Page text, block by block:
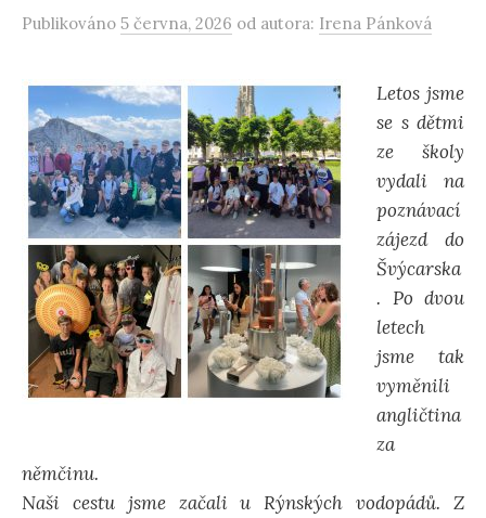
Publikováno 5 června, 2026 od autora: Irena Pánková
Letos jsme
se s dětmi
ze školy
vydali na
poznávací
zájezd do
Švýcarska
. Po dvou
letech
jsme tak
vyměnili
angličtina
za
němčinu.
Naši cestu jsme začali u Rýnských vodopádů. Z